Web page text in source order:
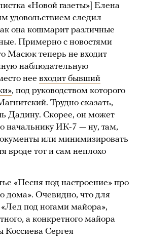
«Новой газеты»] Елена
удовольствием следил
она кошмарит различные
Примерно с новостями
Масюк теперь не входит
наблюдательную
нее входит бывший
, под руководством которого
Трудно сказать,
Дадину. Скорее, он может
начальнику ИК-7 — ну, там,
или минимизировать
вроде тот и сам неплохо
«Песня под настроение» про
дома». Очевидно, что для
под ногами майора»,
а конкретного майора
Коссиева Сергея